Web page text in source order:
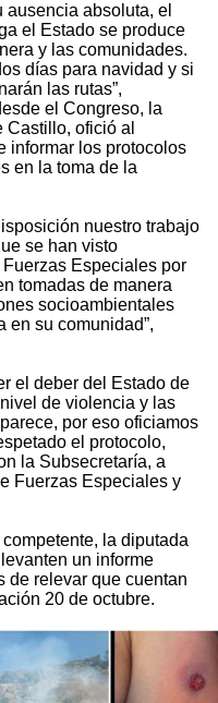
ausencia absoluta, el
el Estado se produce
y las comunidades.
días para navidad y si
las rutas”,
el Congreso, la
ofició al
informar los protocolos
en la toma de la
nuestro trabajo
se han visto
Especiales por
tomadas de manera
socioambientales
en su comunidad”,
el deber del Estado de
de violencia y las
por eso oficiamos
el protocolo,
la Subsecretaría, a
Fuerzas Especiales y
la diputada
un informe
de relevar que cuentan
20 de octubre.